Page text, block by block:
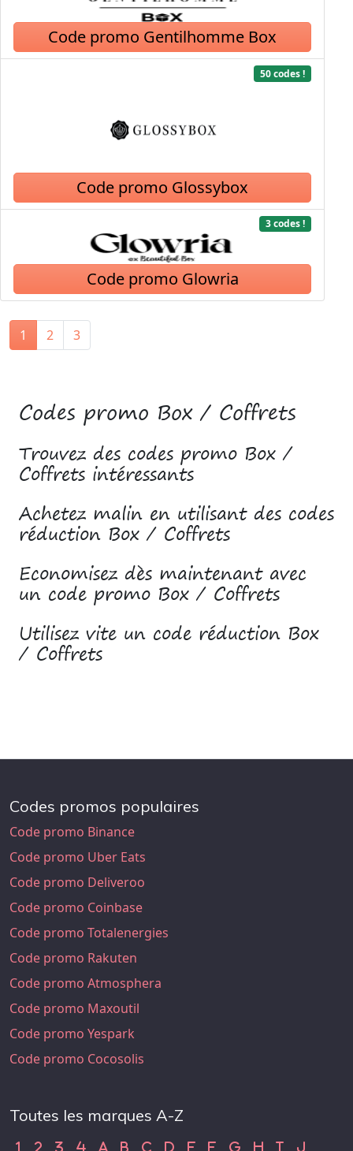
Codes promo Box / Coffrets
Trouvez des codes promo Box /
Coffrets intéressants
Achetez malin en utilisant des codes
réduction Box / Coffrets
Economisez dès maintenant avec
un code promo Box / Coffrets
Utilisez vite un code réduction Box
/ Coffrets
Code promo Gentilhomme Box
50 codes !
Code promo Glossybox
3 codes !
Code promo Glowria
1 2 3
Codes promos populaires
Code promo Binance
Code promo Uber Eats
Code promo Deliveroo
Code promo Coinbase
Code promo Totalenergies
Code promo Rakuten
Code promo Atmosphera
Code promo Maxoutil
Code promo Yespark
Code promo Cocosolis
Toutes les marques A-Z
1 Code Promo 1
2 Code Promo 2
3 Code Promo 3
4Code Promo 4
ACode Promo A
B Code Promo B
C Code Promo C
D Code Promo D
ECode Promo E
FCode Promo F
G Code Promo G
HCode Promo H
ICode
J